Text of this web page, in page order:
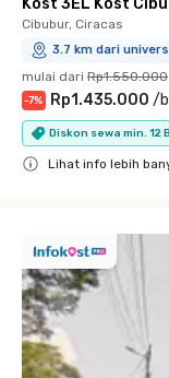
Kost 3EL Kost
Cibubur, Ciracas
3.7 km dari
mulai dari Rp1.550.000
-7% Rp1.435.000 /
Diskon sewa min. 12
Lihat info lebih